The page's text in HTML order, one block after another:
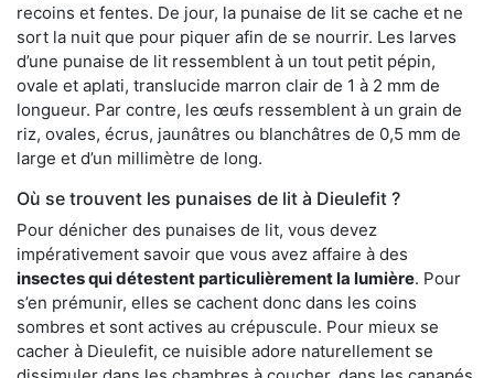
recoins et fentes. De jour, la punaise de lit se cache et ne
sort la nuit que pour piquer afin de se nourrir. Les larves
d’une punaise de lit ressemblent à un tout petit pépin,
ovale et aplati, translucide marron clair de 1 à 2 mm de
longueur. Par contre, les œufs ressemblent à un grain de
riz, ovales, écrus, jaunâtres ou blanchâtres de 0,5 mm de
large et d’un millimètre de long.
Où se trouvent les punaises de lit à Dieulefit ?
Pour dénicher des punaises de lit, vous devez
impérativement savoir que vous avez affaire à des
insectes qui détestent particulièrement la lumière. Pour
s’en prémunir, elles se cachent donc dans les coins
sombres et sont actives au crépuscule. Pour mieux se
cacher à Dieulefit, ce nuisible adore naturellement se